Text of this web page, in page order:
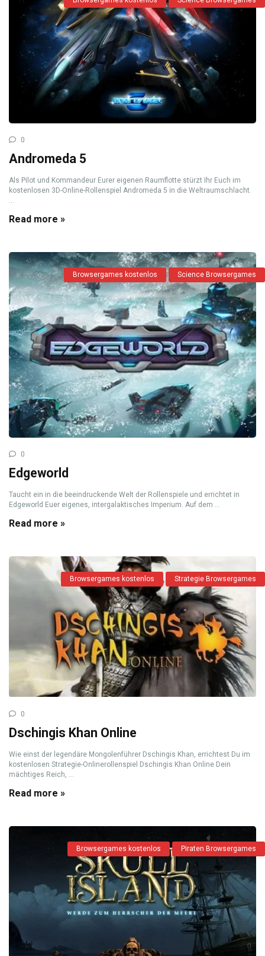
0
Andromeda 5
Als Pilot und Kommandeur Eurer eigenen Raumflotte stürzt Ihr Euch im
kostenlosen 3D-Online-Rollenspiel Andromeda 5 in die Weltraumschlacht.
...
Read more »
Browsergames kostenlos Science Browsergames
0
Edgeworld
Taucht ein in die beeindruckende Welt der Rollenspiele und errichtet in
Edgeworld Euer eigenes, intergalaktisches Imperium. Auf dem ...
Read more »
Browsergames kostenlos Strategie Browsergames
0
Dschingis Khan Online
Wie einst der legendäre Mongolenführer Dschingis Khan, errichtest Du im
kostenlosen Strategie-Onlinerollenspiel Dschingis Khan Online Dein
mächtiges Reich, ...
Read more »
Browsergames kostenlos Piraten Browsergames